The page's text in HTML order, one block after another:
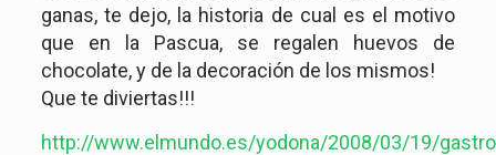
ganas, te dejo, la historia de cual es el motivo
que en la Pascua, se regalen huevos de
chocolate, y de la decoración de los mismos!
Que te diviertas!!!
http://www.elmundo.es/yodona/2008/03/19/